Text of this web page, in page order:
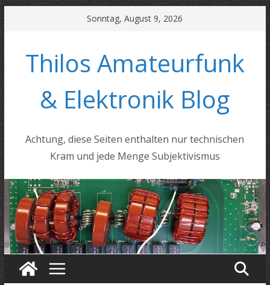
Inhalt
springen
Sonntag, August 9, 2026
Thilos Amateurfunk
& Elektronik Blog
Achtung, diese Seiten enthalten nur technischen
Kram und jede Menge Subjektivismus